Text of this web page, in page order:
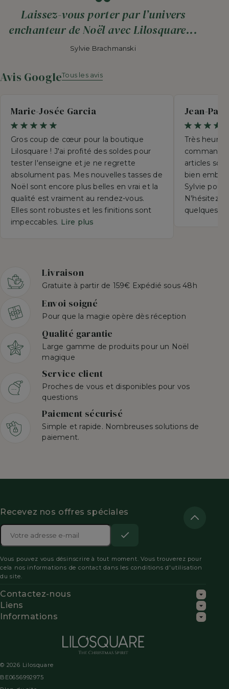
Laissez-vous porter par l’univers
enchanteur de Noël avec Lilosquare...
Sylvie Brachmanski
Avis GoogleTous les avis
Marie-Josée Garcia
Gros coup de cœur pour la boutique
Lilosquare ! J'ai profité des soldes pour
tester l'enseigne et je ne regrette
absolument pas. Mes nouvelles tasses de
Noël sont encore plus belles en vrai et la
qualité est vraiment au rendez-vous.
Elles sont robustes et les finitions sont
impeccables. Lire plus
Jean-
Très
commande
articles
bien
Sylvie pour
N'hésitez
quelques
Livraison
Gratuite à partir de 159€ Expédié sous 48h
Envoi soigné
Pour que la magie opère dès réception
Qualité garantie
Large gamme de produits pour un Noël
magique
Service client
Proches de vous et disponibles pour vos
questions
Paiement sécurisé
Simple et rapide. Nombreuses solutions de
paiement.
Recevez nos offres spéciales
Adresse

les
la
politique
Vous pouvez vous désinscrire à tout moment. Vous trouverez pour
cela nos informations de contact dans les conditions d'utilisation
du site.
Contactez-nous
Liens
Informations
© 2026 Lilosquare
BE0656992975